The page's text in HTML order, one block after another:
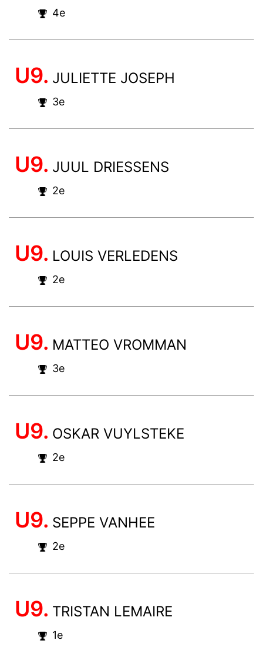
4e
U9. JULIETTE JOSEPH
3e
U9. JUUL DRIESSENS
2e
U9. LOUIS VERLEDENS
2e
U9. MATTEO VROMMAN
3e
U9. OSKAR VUYLSTEKE
2e
U9. SEPPE VANHEE
2e
U9. TRISTAN LEMAIRE
1e